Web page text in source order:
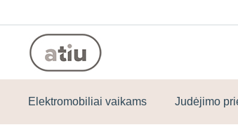
Elektromobiliai vaikams Judėjimo